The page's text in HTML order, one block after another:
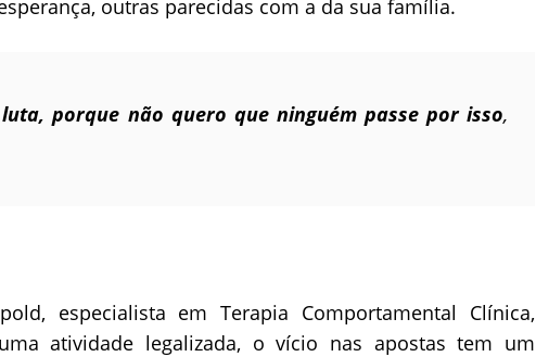
outras parecidas com a da sua família.
porque não quero que ninguém passe por isso,
especialista em Terapia Comportamental Clínica,
atividade legalizada, o vício nas apostas tem um